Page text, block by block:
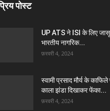
पोस्ट
UP ATS ने ISI के लिए
भारतीय नागरिक...
फ़रवरी 4, 2024
स्वामी प्रसाद मौर्य के
काला झंडा दिखाकर फेंका...
फ़रवरी 4, 2024